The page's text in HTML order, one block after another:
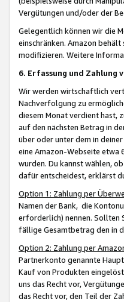
Vergütungen und/oder der
Gelegentlich können wir die
einschränken. Amazon
modifizieren. Weitere
6. Erfassung und Zahlung
Wir werden wirtschaftlich
Nachverfolgung zu
diesem Monat verdient hast,
auf den nächsten Betrag in
über oder unter dem in
eine Amazon-Webseite etwa
wurden. Du kannst wählen,
dafür entscheidest, erklärst
Option 1: Zahlung per
Namen der Bank, die
erforderlich) nennen. Sollten
fällige Gesamtbetrag den in
Option 2: Zahlung per
Partnerkonto genannte
Kauf von Produkten
uns das Recht vor,
das Recht vor, den Teil der